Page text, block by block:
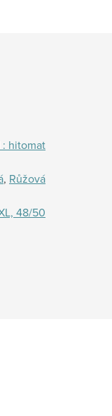
: hitomat
, Růžová
48/50